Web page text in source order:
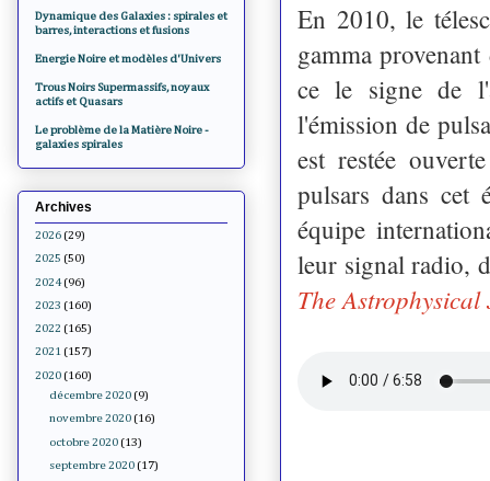
En 2010, le
gamma
ce le signe de
l'émission de
est restée
pulsars dans cet
équipe
leur signal radio,
The
Dynamique des Galaxies : spirales et
barres, interactions et fusions
Energie Noire et modèles d'Univers
Trous Noirs Supermassifs, noyaux
actifs et Quasars
Le problème de la Matière Noire -
galaxies spirales
Archives
2026 (29)
2025 (50)
2024 (96)
2023 (160)
2022 (165)
2021 (157)
2020 (160)
décembre 2020 (9)
novembre 2020 (16)
octobre 2020 (13)
septembre 2020 (17)